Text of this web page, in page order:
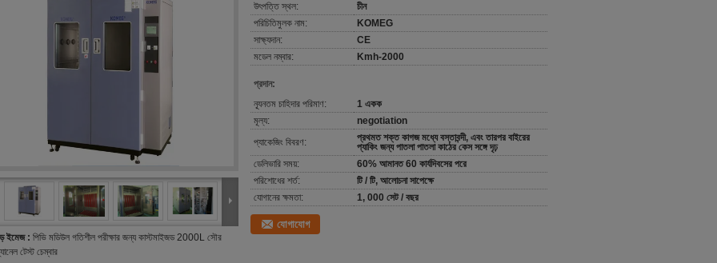
ইমেজ : পিভি মডিউল গতিশীল পরীক্ষার জন্য কাস্টমাইজড 2000L সৌর
টেস্ট চেম্বার
উৎপত্তি স্থল:
চীন
পরিচিতিমুলক নাম:
KOMEG
সাক্ষ্যদান:
CE
মডেল নম্বার:
Kmh-2000
প্রদান:
ন্যূনতম চাহিদার পরিমাণ:
1 একক
মূল্য:
negotiation
প্যাকেজিং বিবরণ:
প্রথমত শক্ত কাগজ মধ্যে বস্তাবন্দী, এবং তারপর বাইরের
প্যাকিং জন্য পাতলা পাতলা কাঠের কেস সঙ্গে দৃঢ়
ডেলিভারি সময়:
60% আমানত 60 কার্যদিবসের পরে
পরিশোধের শর্ত:
টি / টি, আলোচনা সাপেক্ষে
যোগানের ক্ষমতা:
1, 000 সেট / বছর
যোগাযোগ